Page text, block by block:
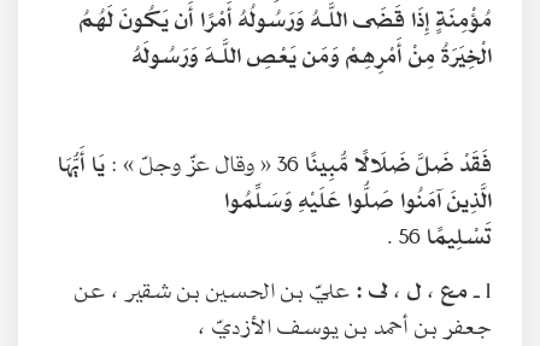
مُؤْمِنَةٍ إِذَا قَضَى اللَّـهُ وَرَسُولُهُ أَمْرًا أَن يَكُونَ لَهُمُ
الْخِيَرَةُ مِنْ أَمْرِهِمْ وَمَن يَعْصِ اللَّـهَ وَرَسُولَهُ
فَقَدْ ضَلَّ ضَلَالًا مُّبِينًا
يَا أَيُّهَا
الَّذِينَ آمَنُوا صَلُّوا عَلَيْهِ وَسَلِّمُوا
تَسْلِيمًا
1 ـ مع ، ل ، لى :عليّ بن الحسين بن شقير ، عن
جعفر بن أحمد بن يوسف الأزديّ ،